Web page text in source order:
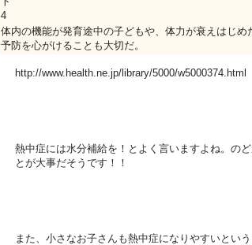
体内の機能が発育途中の子どもや、体力が衰えはじめ
予防を心がけることも大切だ。
http://www.health.ne.jp/library/5000/w5000374.html
熱中症には水分補給を！とよく言いますよね。の
とが大事だそうです！！
また、小さなお子さんも熱中症になりやすいという